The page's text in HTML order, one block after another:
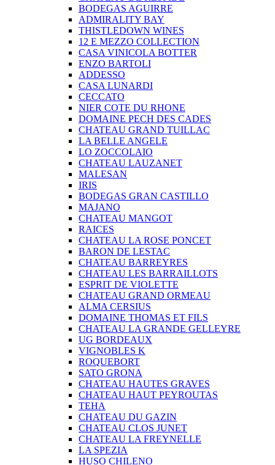
BODEGAS AGUIRRE
ADMIRALITY BAY
THISTLEDOWN WINES
12 E MEZZO COLLECTION
CASA VINICOLA BOTTER
ENZO BARTOLI
ADDESSO
CASA LUNARDI
CECCATO
NIER COTE DU RHONE
DOMAINE PECH DES CADES
CHATEAU GRAND TUILLAC
LA BELLE ANGELE
LO ZOCCOLAIO
CHATEAU LAUZANET
MALESAN
IRIS
BODEGAS GRAN CASTILLO
MAJANO
CHATEAU MANGOT
RAICES
CHATEAU LA ROSE PONCET
BARON DE LESTAC
CHATEAU BARREYRES
CHATEAU LES BARRAILLOTS
ESPRIT DE VIOLETTE
CHATEAU GRAND ORMEAU
ALMA CERSIUS
DOMAINE THOMAS ET FILS
CHATEAU LA GRANDE GELLEYRE
UG BORDEAUX
VIGNOBLES K
ROQUEBORT
SATO GRONA
CHATEAU HAUTES GRAVES
CHATEAU HAUT PEYROUTAS
TEHA
CHATEAU DU GAZIN
CHATEAU CLOS JUNET
CHATEAU LA FREYNELLE
LA SPEZIA
HUSO CHILENO